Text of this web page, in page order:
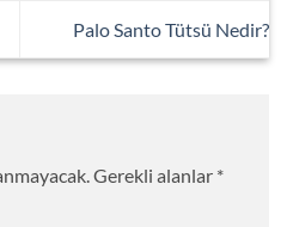
Palo Santo Tütsü Nedir?
Gerekli alanlar *